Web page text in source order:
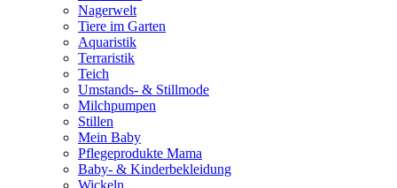
Nagerwelt
Tiere im Garten
Aquaristik
Terraristik
Teich
Umstands- & Stillmode
Milchpumpen
Stillen
Mein Baby
Pflegeprodukte Mama
Baby- & Kinderbekleidung
Wickeln